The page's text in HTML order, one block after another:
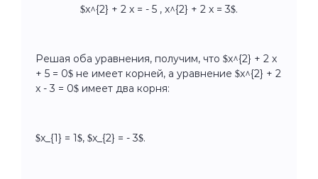
$x^{2} + 2 x = - 5 , x^{2} + 2 x = 3$.
Решая оба уравнения, получим, что $x^{2} + 2 x
+ 5 = 0$ не имеет корней, а уравнение $x^{2} + 2
x - 3 = 0$ имеет два корня:
$x_{1} = 1$, $x_{2} = - 3$.